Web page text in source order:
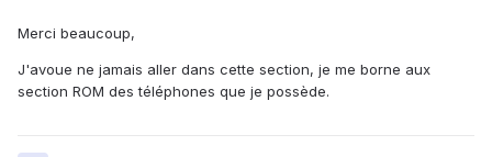
Merci beaucoup,
J'avoue ne jamais aller dans cette section, je me borne aux
section ROM des téléphones que je possède.